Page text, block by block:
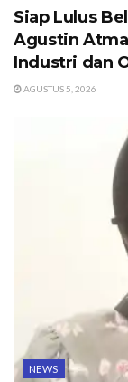
Siap Lulus
Agustin
Industri dan
AGUSTUS 5, 2026
NEWS